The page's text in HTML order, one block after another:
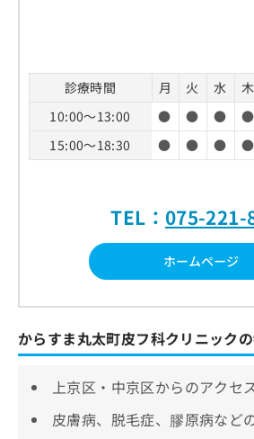
診療時間 月 火 水 木
10:00～13:00
● ● ● ●
15:00～18:30
● ● ● ●
TEL： 075-221-
ホームページ
からすま丸太町皮フ科クリニック
上京区・中京区からのアクセ
皮膚病、脱毛症、膠原病など